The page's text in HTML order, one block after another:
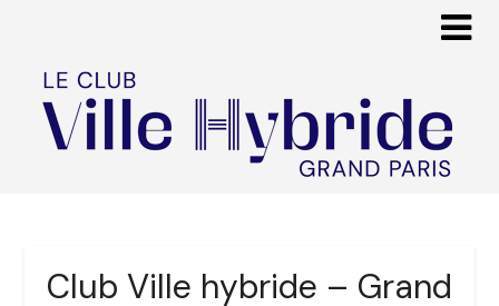
Club Ville hybride – Grand